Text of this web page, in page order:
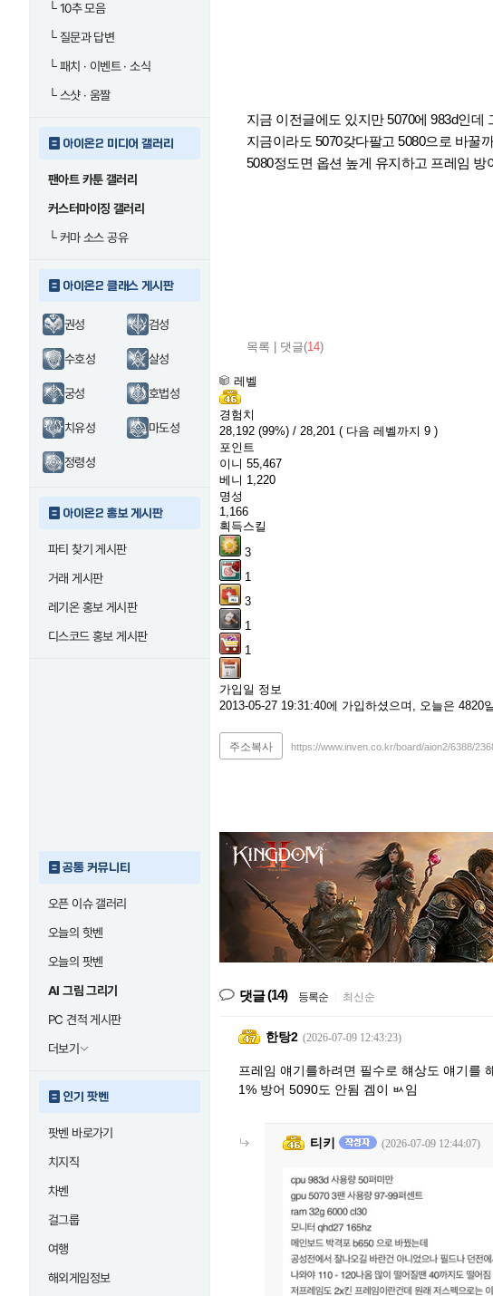
└10추 모음
└질문과 답변
└패치 · 이벤트 · 소식
└스샷 · 움짤
아이온2 미디어 갤러리
팬아트 카툰 갤러리
커스터마이징 갤러리
└커마 소스 공유
아이온2 클래스 게시판
권성 검성
수호성 살성
궁성 호법성
치유성 마도성
정령성
아이온2 홍보 게시판
파티 찾기 게시판
거래 게시판
레기온 홍보 게시판
디스코드 홍보 게시판
공통 커뮤니티
오픈 이슈 갤러리
오늘의 핫벤
오늘의 팟벤
AI 그림 그리기
PC 견적 게시판
더보기
인기 팟벤
팟벤 바로가기
치지직
차벤
걸그룹
여행
해외게임정보
지금 이전글에도 있지만 5070에 983d인
지금이라도 5070갖다팔고 5080으로 바꿀
5080정도면 옵션 높게 유지하고 프레임 방
목록 댓글(14)
레벨
경험치
28,192 (99%) / 28,201 ( 다음 레벨까지 9 )
포인트
이니 55,467
베니 1,220
명성
1,166
획득스킬
3
1
3
1
1
가입일 정보
2013-05-27 19:31:40에 가입하셨으며, 오늘은 4820
주소복사 https://www.inven.co.kr/board/aion2/6388/
댓글(14) 등록순 최신순
한탕2 (2026-07-09 12:43:23)
프레임 얘기를하려면 필수로 햬상도 얘기를
1% 방어 5090도 안됨 겜이 ㅄ임
티키 (2026-07-09 12:44:07)